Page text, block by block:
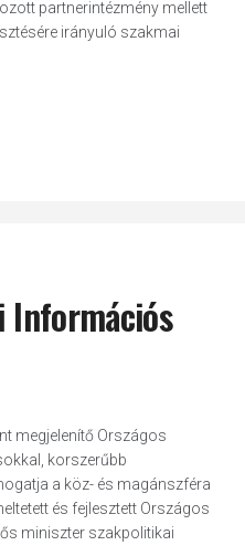
partnerintézmény mellett
irányuló szakmai
Információs
megjelenítő Országos
korszerűbb
a köz- és magánszféra
és fejlesztett Országos
miniszter szakpolitikai